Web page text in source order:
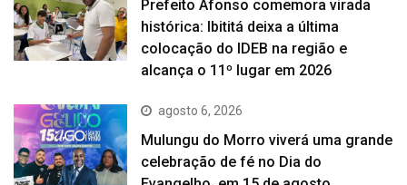
Prefeito Afonso comemora virada
histórica: Ibititá deixa a última
colocação do IDEB na região e
alcança o 11º lugar em 2026
agosto 6, 2026
Mulungu do Morro viverá uma grande
celebração de fé no Dia do